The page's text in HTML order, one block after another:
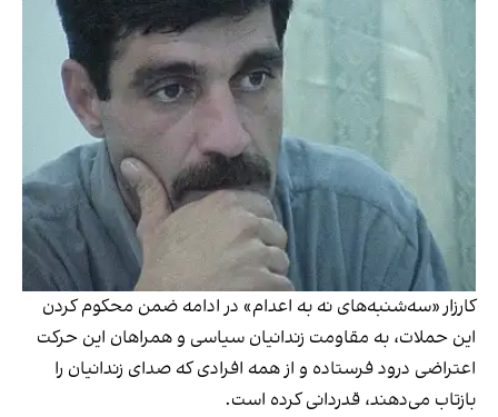
کارزار «سه‌شنبه‌های نه به اعدام» در ادامه ضمن محکوم کردن
این حملات، به مقاومت زندانیان سیاسی و همراهان این حرکت
اعتراضی درود فرستاده و از همه افرادی که صدای زندانیان را
بازتاب می‌دهند، قدردانی کرده است.